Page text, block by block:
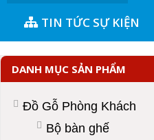
TIN TỨC SỰ KIỆN
DANH MỤC SẢN PHẨM
Đồ Gỗ Phòng Khách
Bộ bàn ghế